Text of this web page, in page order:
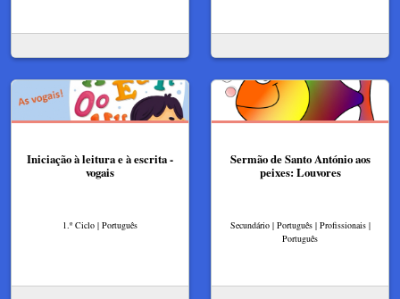
Iniciação à leitura e à escrita -
vogais
1.º Ciclo | Português
Sermão de Santo António aos
peixes: Louvores
Secundário | Português | Profissionais |
Português